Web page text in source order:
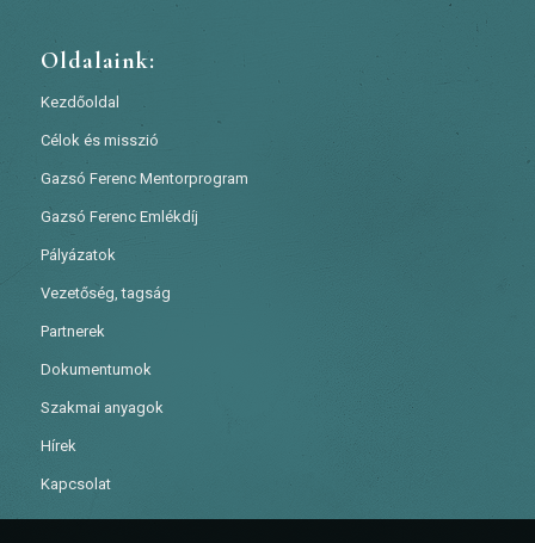
Oldalaink:
Kezdőoldal
Célok és misszió
Gazsó Ferenc Mentorprogram
Gazsó Ferenc Emlékdíj
Pályázatok
Vezetőség, tagság
Partnerek
Dokumentumok
Szakmai anyagok
Hírek
Kapcsolat